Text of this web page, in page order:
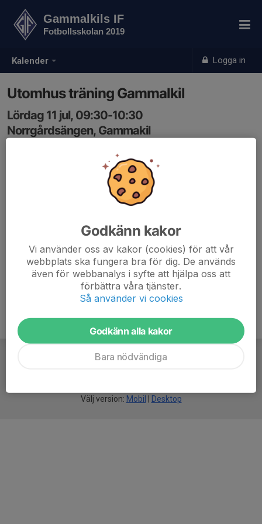
Kalender Logga in
Gammalkils IF
Fotbollsskolan 2019
Utomhus träning Gammalkil
Lördag 11 jul, 09:30-10:30
Norrgårdsängen, Gammakil
Välj version: Mobil Desktop
Godkänn kakor
Vi använder oss av kakor (cookies) för att vår
webbplats ska fungera bra för dig. De används
även för webbanalys i syfte att hjälpa oss att
förbättra våra tjänster.
Så använder vi cookies
Godkänn alla kakor
Bara nödvändiga